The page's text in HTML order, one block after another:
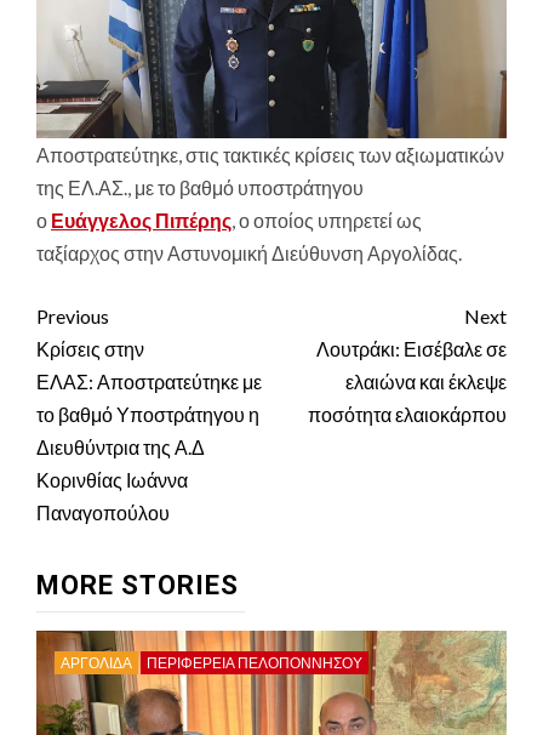
Αποστρατεύτηκε, στις τακτικές κρίσεις των αξιωματικών
της ΕΛ.ΑΣ., με το βαθμό υποστράτηγου
ο Ευάγγελος Πιπέρης , ο οποίος υπηρετεί ως
ταξίαρχος στην Αστυνομική Διεύθυνση Αργολίδας.
Continue
Reading
Previous
Κρίσεις στην
ΕΛΑΣ: Αποστρατεύτηκε με
το βαθμό Υποστράτηγου η
Διευθύντρια της Α.Δ
Κορινθίας Ιωάννα
Παναγοπούλου
Next
Λουτράκι: Εισέβαλε σε
ελαιώνα και έκλεψε
ποσότητα ελαιοκάρπου
MORE STORIES
ΑΡΓΟΛΙΔΑ ΠΕΡΙΦΈΡΕΙΑ ΠΕΛΟΠΟΝΝΉΣΟΥ